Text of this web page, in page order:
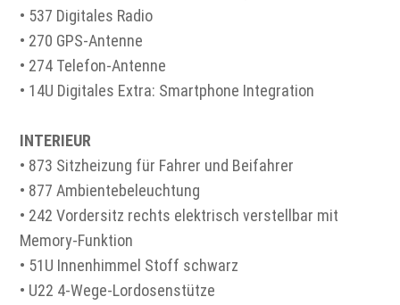
• 537 Digitales Radio
• 270 GPS-Antenne
• 274 Telefon-Antenne
• 14U Digitales Extra: Smartphone Integration
INTERIEUR
• 873 Sitzheizung für Fahrer und Beifahrer
• 877 Ambientebeleuchtung
• 242 Vordersitz rechts elektrisch verstellbar mit
Memory-Funktion
• 51U Innenhimmel Stoff schwarz
• U22 4-Wege-Lordosenstütze